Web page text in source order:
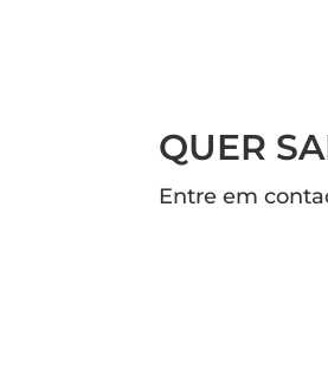
QUER
Entre em